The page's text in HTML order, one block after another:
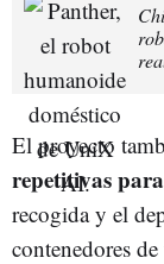
El proyecto
repetitivas
recogida y el
contenedores